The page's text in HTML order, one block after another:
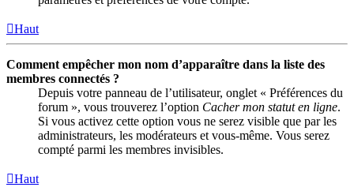
Haut
Comment empêcher mon nom d’apparaître dans la liste des
membres connectés ?
Depuis votre panneau de l’utilisateur, onglet « Préférences du
forum », vous trouverez l’option Cacher mon statut en ligne.
Si vous activez cette option vous ne serez visible que par les
administrateurs, les modérateurs et vous-même. Vous serez
compté parmi les membres invisibles.
Haut